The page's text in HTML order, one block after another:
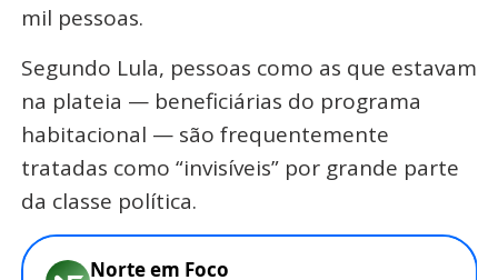
mil pessoas.
Segundo Lula, pessoas como as que estavam
na plateia — beneficiárias do programa
habitacional — são frequentemente
tratadas como “invisíveis” por grande parte
da classe política.